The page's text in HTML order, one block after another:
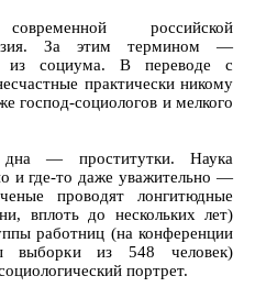
российской
За этим термином —
из социума. В переводе с
практически никому
господ-социологов и мелкого
— проститутки. Наука
и где-то даже уважительно —
проводят лонгитюдные
вплоть до нескольких лет)
работниц (на конференции
выборки из 548 человек)
портрет.